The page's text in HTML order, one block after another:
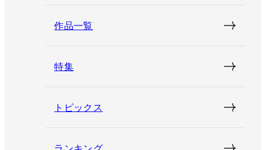
作品一覧
特集
トピックス